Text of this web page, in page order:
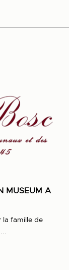
MUSEUM A
la famille de